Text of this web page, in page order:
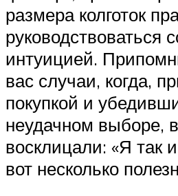
размера колготок
руководствоваться
интуицией.
вас случаи, когда,
покупкой и
неудачном выборе,
восклицали: «Я так
вот несколько